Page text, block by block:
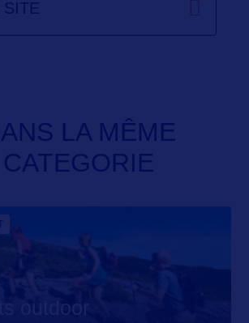
LA MÊME
CATEGORIE
outdoor